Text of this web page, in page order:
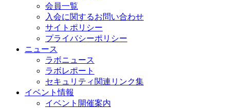
会員一覧
入会に関するお問い合わせ
サイトポリシー
プライバシーポリシー
ニュース
ラボニュース
ラボレポート
セキュリティ関連リンク集
イベント情報
イベント開催案内